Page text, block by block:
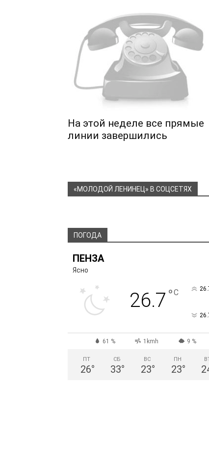
На этой неделе все прямые
линии завершились
«МОЛОДОЙ ЛЕНИНЕЦ» В СОЦСЕТЯХ
ПОГОДА
ПЕНЗА
Ясно
26.7 °C
61 % 1kmh 9 %
ПТ
26°
СБ
33°
ВС
23°
ПН
23°